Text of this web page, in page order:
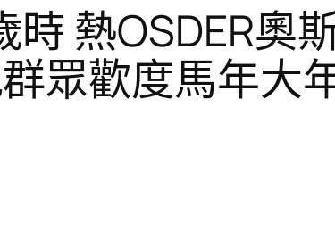
時 熱OSDER奧
眾歡度馬年大